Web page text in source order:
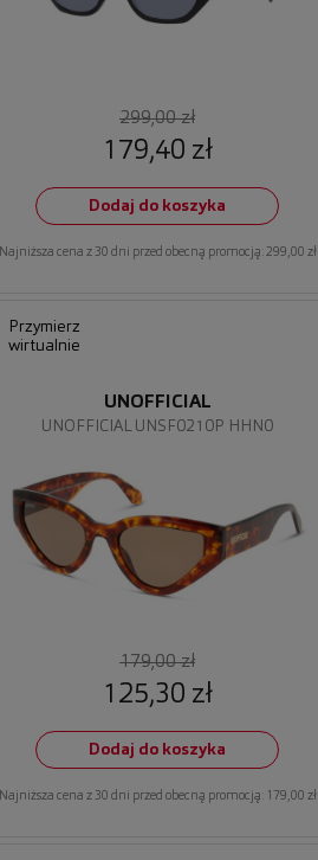
299,00 zł
179,40 zł
Dodaj do koszyka
Najniższa cena z 30 dni przed obecną promocją: 299,00 zł
Przymierz
wirtualnie
UNOFFICIAL UNSF0210P HHN0
UNOFFICIAL
179,00 zł
125,30 zł
Dodaj do koszyka
Najniższa cena z 30 dni przed obecną promocją: 179,00 zł